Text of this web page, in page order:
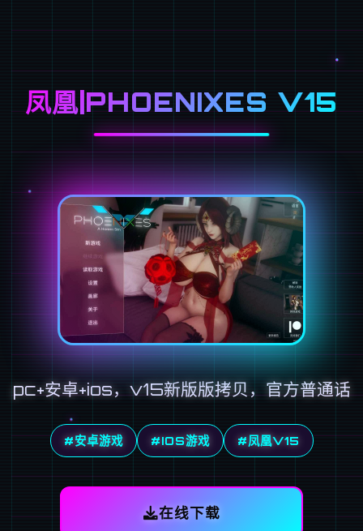
凤凰|PHOENIXES V15
pc+安卓+ios，v15新版版拷贝，官方普通话
#安卓游戏 #IOS游戏 #凤凰V15
在线下载